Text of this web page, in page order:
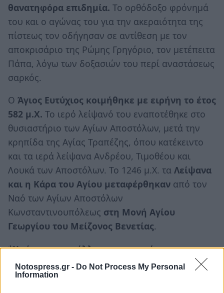
Notospress.gr - Do Not Process My Personal
Information
θανατηφόρα επιδημία. Το ορθόδοξο φρόνημά
του και ο αγώνας του για την ακεραιότητα της
πίστεως τον οδήγησαν σε αντίθεση με τον
αποκρισάριο της Ρώμης Γρηγόριο, τον μετέπειτα
Πάπα, λόγω των δοξασιών του περί αναστάσεως
σαρκός.
Ο Άγιος Ευτύχιος κοιμήθηκε με ειρήνη το έτος
582 μ.Χ. Το ιερό λείψανό του εναποτέθηκε στο
θυσιαστήριο των Αγίων Αποστόλων, μετά την
κρηπίδα της Αγίας Τραπέζης, όπου κατέκειντο
και τα ιερά λείψανα Ανδρέου, Τιμοθέου και
Λουκά των Αποστόλων. Το 1246 μ.Χ. τα Λείψανα
και η Κάρα του Αγίου μεταφέρθηκαν από τον
Ναό των Αγίων Αποστόλων
Κωνσταντινουπόλεως στη Μονή Αγίου
Γεωργίου του Μείζονος Βενετίας.
*Υπάρχουν και άλλες ημερομηνίες που
γιορτάζει αυτό το όνομα.